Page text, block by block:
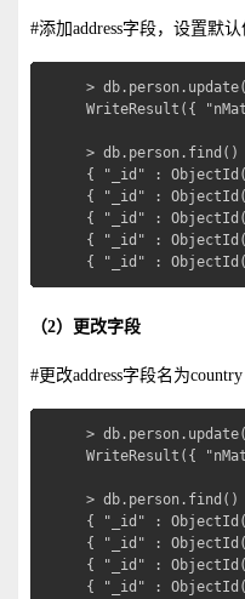
#添加address字段，设置默
>
WriteResult({
> db.person.find()
{ "_id" :
{ "_id" :
{ "_id" :
{ "_id" :
{ "_id" :
（2）更改字段
#更改address字段名为country
>
WriteResult({
> db.person.find()
{ "_id" :
{ "_id" :
{ "_id" :
{ "_id" :